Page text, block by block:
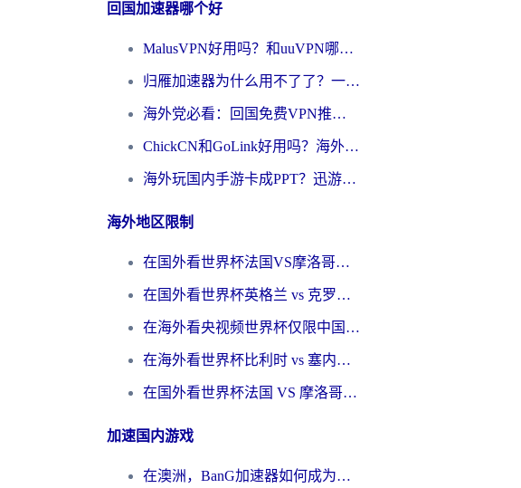
回国加速器哪个好
MalusVPN好用吗？和uuVPN哪个好？海外党无缝访问国内资源的真实对比与选择指南
归雁加速器为什么用不了了？一位海外游子的真实困惑与技术解答
海外党必看：回国免费VPN推荐？别踩坑！教你选对加速器无缝刷国内资源
ChickCN和GoLink好用吗？海外党如何选对回国加速器
海外玩国内手游卡成PPT？迅游和奇游手游哪个好？一篇讲透回国加速器怎么选
海外地区限制
在国外看世界杯法国VS摩洛哥地区限制？这篇指南让你流畅看中文解说无压力
在国外看世界杯英格兰 vs 克罗地亚当前地区不可播放？这篇指南帮你搞定所有海外观赛难题
在海外看央视频世界杯仅限中国大陆？这篇指南帮你解锁中文解说+无卡顿直播
在海外看世界杯比利时 vs 塞内加尔仅限中国大陆？我找到了最流畅的中文解说之路
在国外看世界杯法国 VS 摩洛哥仅限中国大陆？海外党这样看中文解说赛事不卡顿
加速国内游戏
在澳洲，BanG加速器如何成为你国服游戏的“时光机”？